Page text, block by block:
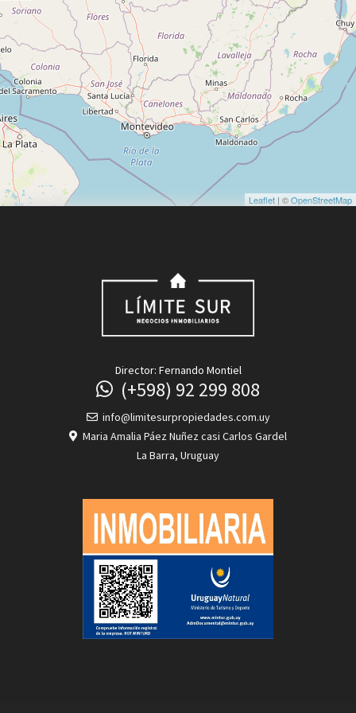
Leaflet | ©OpenStreetMap
Director: Fernando Montiel
(+598) 92 299 808
info@limitesurpropiedades.com.uy
Maria Amalia Páez Nuñez casi Carlos Gardel
La Barra, Uruguay